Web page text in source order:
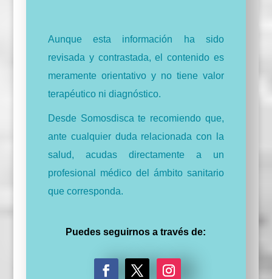
Aunque esta información ha sido
revisada y contrastada, el contenido es
meramente orientativo y no tiene valor
terapéutico ni diagnóstico.
Desde Somosdisca te recomiendo que,
ante cualquier duda relacionada con la
salud, acudas directamente a un
profesional médico del ámbito sanitario
que corresponda.
Puedes seguirnos a través de: